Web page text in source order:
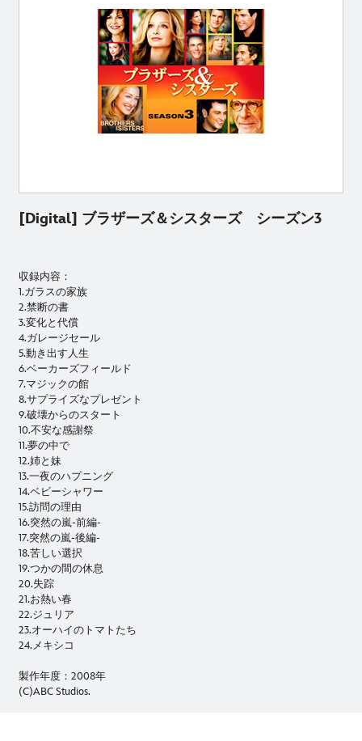
[Digital] ブラザーズ＆シスターズ シーズン3
収録内容：
1.ガラスの家族
2.禁断の書
3.変化と代償
4.ガレージセール
5.動き出す人生
6.ベーカーズフィールド
7.マジックの館
8.サプライズなプレゼント
9.破壊からのスタート
10.不安な感謝祭
11.夢の中で
12.姉と妹
13.一夜のハプニング
14.ベビーシャワー
15.訪問の理由
16.突然の嵐-前編-
17.突然の嵐-後編-
18.苦しい選択
19.つかの間の休息
20.失踪
21.お熱い春
22.ジュリア
23.オーハイのトマトたち
24.メキシコ
製作年度：2008年
(C)ABC Studios.